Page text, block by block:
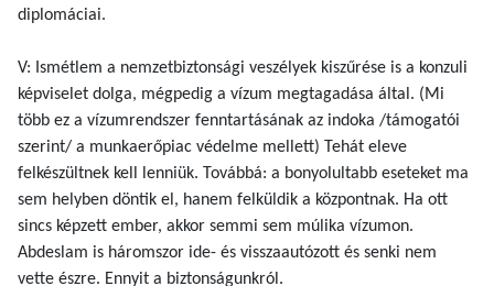
diplomáciai.
V: Ismétlem a nemzetbiztonsági veszélyek kiszűrése is a konzuli
képviselet dolga, mégpedig a vízum megtagadása által. (Mi
több ez a vízumrendszer fenntartásának az indoka /támogatói
szerint/ a munkaerőpiac védelme mellett) Tehát eleve
felkészültnek kell lenniük. Továbbá: a bonyolultabb eseteket ma
sem helyben döntik el, hanem felküldik a központnak. Ha ott
sincs képzett ember, akkor semmi sem múlika vízumon.
Abdeslam is háromszor ide- és visszaautózott és senki nem
vette észre. Ennyit a biztonságunkról.